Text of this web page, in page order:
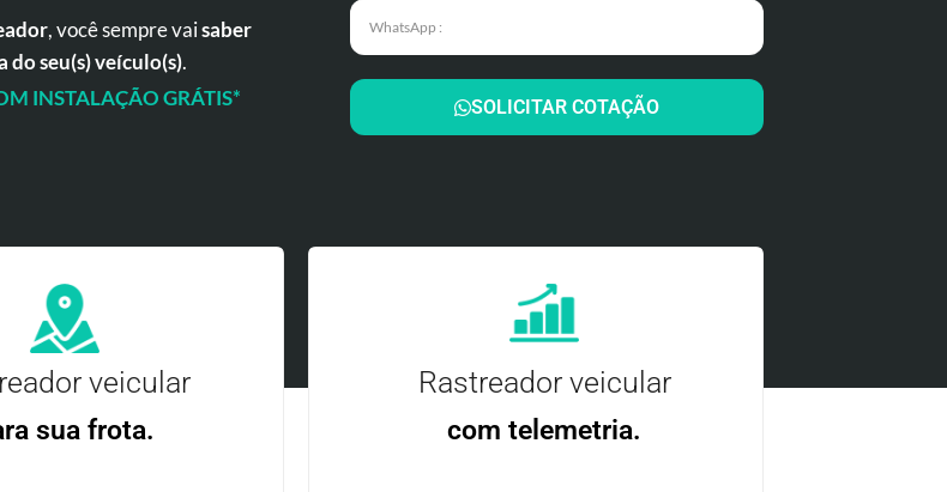
, você sempre vaisaber
do seu(s) veículo(s).
INSTALAÇÃO GRÁTIS* SOLICITAR COTAÇÃO
veicular
sua frota.
Rastreador veicular
com telemetria.